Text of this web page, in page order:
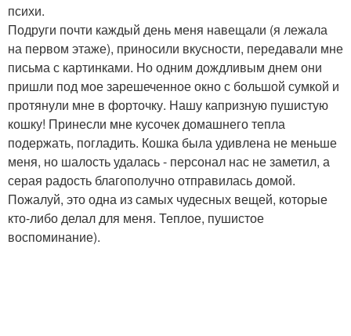
психи.
Подруги почти каждый день меня навещали (я лежала
на первом этаже), приносили вкусности, передавали мне
письма с картинками. Но одним дождливым днем они
пришли под мое зарешеченное окно с большой сумкой и
протянули мне в форточку. Нашу капризную пушистую
кошку! Принесли мне кусочек домашнего тепла
подержать, погладить. Кошка была удивлена не меньше
меня, но шалость удалась - персонал нас не заметил, а
серая радость благополучно отправилась домой.
Пожалуй, это одна из самых чудесных вещей, которые
кто-либо делал для меня. Теплое, пушистое
воспоминание).